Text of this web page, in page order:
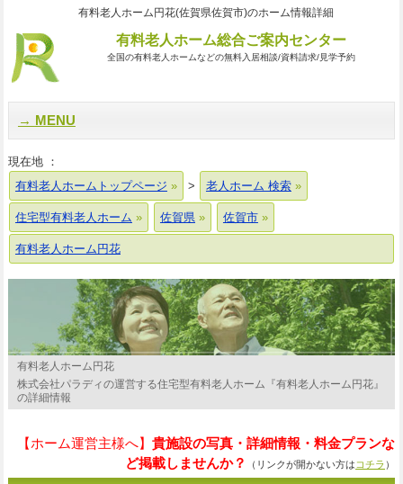
有料老人ホーム円花(佐賀県佐賀市)のホーム情報詳細
有料老人ホーム総合ご案内センター
全国の有料老人ホームなどの無料入居相談/資料請求/見学予約
MENU
現在地 ：
有料老人ホームトップページ
> 老人ホーム 検索
住宅型有料老人ホーム 佐賀県 佐賀市
有料老人ホーム円花
有料老人ホーム円花
株式会社パラディの運営する住宅型有料老人ホーム『有料老人ホーム円花』
の詳細情報
【ホーム運営主様へ】貴施設の写真・詳細情報・料金プランな
ど掲載しませんか？
（リンクが開かない方は コチラ ）